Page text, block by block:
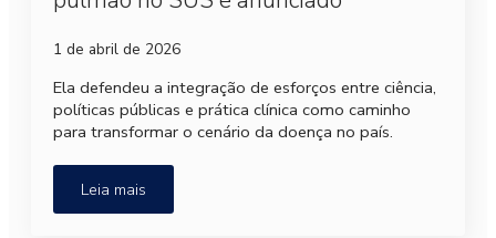
1 de abril de 2026
Ela defendeu a integração de esforços entre ciência,
políticas públicas e prática clínica como caminho
para transformar o cenário da doença no país.
Leia mais